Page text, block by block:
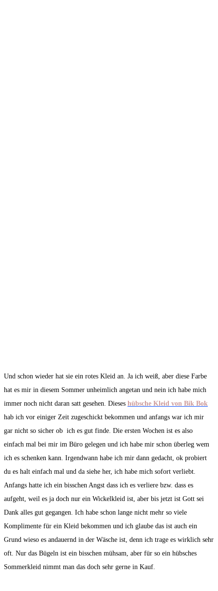
Und schon wieder hat sie ein rotes Kleid an. Ja ich weiß, aber diese Farbe
hat es mir in diesem Sommer unheimlich angetan und nein ich habe mich
immer noch nicht daran satt gesehen. Dieses hübsche Kleid von Bik Bok
hab ich vor einiger Zeit zugeschickt bekommen und anfangs war ich mir
gar nicht so sicher ob ich es gut finde. Die ersten Wochen ist es also
einfach mal bei mir im Büro gelegen und ich habe mir schon überleg wem
ich es schenken kann. Irgendwann habe ich mir dann gedacht, ok probiert
du es halt einfach mal und da siehe her, ich habe mich sofort verliebt.
Anfangs hatte ich ein bisschen Angst dass ich es verliere bzw. dass es
aufgeht, weil es ja doch nur ein Wickelkleid ist, aber bis jetzt ist Gott sei
Dank alles gut gegangen. Ich habe schon lange nicht mehr so viele
Komplimente für ein Kleid bekommen und ich glaube das ist auch ein
Grund wieso es andauernd in der Wäsche ist, denn ich trage es wirklich sehr
oft. Nur das Bügeln ist ein bisschen mühsam, aber für so ein hübsches
Sommerkleid nimmt man das doch sehr gerne in Kauf.